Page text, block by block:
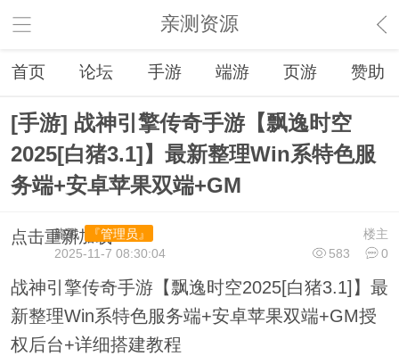
亲测资源
首页 论坛 手游 端游 页游 赞助
[手游] 战神引擎传奇手游【飘逸时空
2025[白猪3.1]】最新整理Win系特色服
务端+安卓苹果双端+GM
点击重新加载 楼主
龍戰
『管理员』
583
0
2025-11-7 08:30:04
战神引擎传奇手游【飘逸时空2025[白猪3.1]】最
新整理Win系特色服务端+安卓苹果双端+GM授
权后台+详细搭建教程